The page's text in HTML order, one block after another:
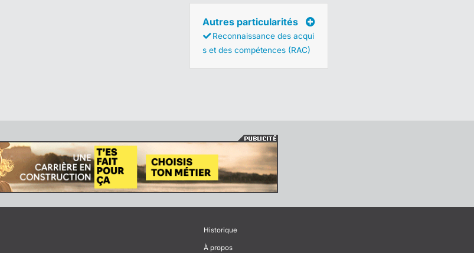
Autres particularités
Reconnaissance des acqui
s et des compétences (RAC)
Historique
À propos